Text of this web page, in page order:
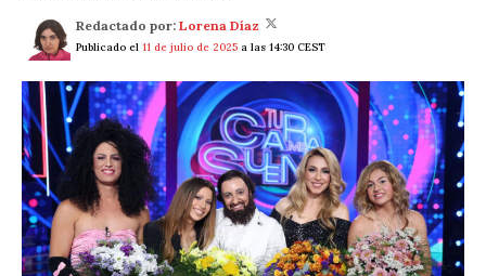
Redactado por: Lorena Díaz
Publicado el 11 de julio de 2025 a las 14:30 CEST